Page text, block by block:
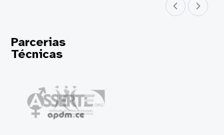
Parceiro anterior
Próximo
Parcerias
Técnicas